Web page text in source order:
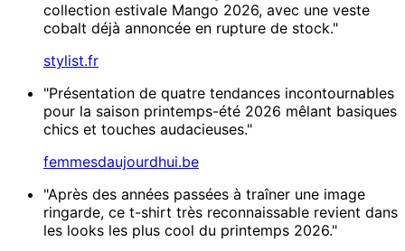
collection estivale Mango 2026, avec une veste
cobalt déjà annoncée en rupture de stock."
stylist.fr
"Présentation de quatre tendances incontournables
pour la saison printemps-été 2026 mêlant basiques
chics et touches audacieuses."
femmesdaujourdhui.be
"Après des années passées à traîner une image
ringarde, ce t-shirt très reconnaissable revient dans
les looks les plus cool du printemps 2026."